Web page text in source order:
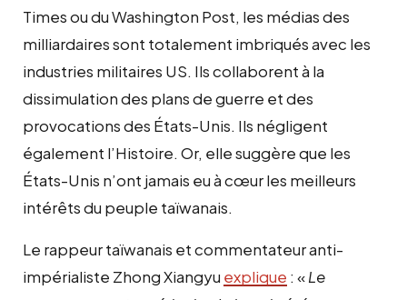
Times ou du Washington Post, les médias des
milliardaires sont totalement imbriqués avec les
industries militaires US. Ils collaborent à la
dissimulation des plans de guerre et des
provocations des États-Unis. Ils négligent
également l’Histoire. Or, elle suggère que les
États-Unis n’ont jamais eu à cœur les meilleurs
intérêts du peuple taïwanais.
Le rappeur taïwanais et commentateur anti-
impérialiste Zhong Xiangyu explique : «Le